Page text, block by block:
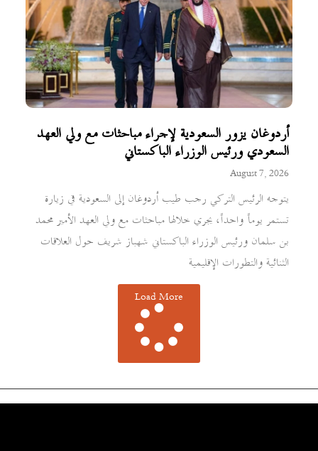
أردوغان يزور السعودية لإجراء مباحثات مع ولي العهد
السعودي ورئيس الوزراء الباكستاني
August 7, 2026
يتوجه الرئيس التركي رجب طيب أردوغان إلى السعودية في زيارة
تستمر يوماً واحداً، يجري خلالها مباحثات مع ولي العهد الأمير محمد
بن سلمان ورئيس الوزراء الباكستاني شهباز شريف حول العلاقات
الثنائية والتطورات الإقليمية
Load More